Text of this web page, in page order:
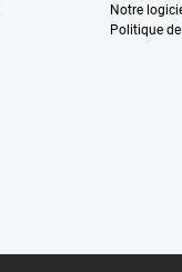
Notre
Politique